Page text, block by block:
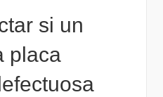
si un
placa